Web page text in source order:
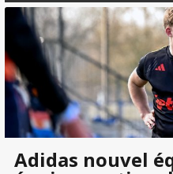
Adidas nouvel